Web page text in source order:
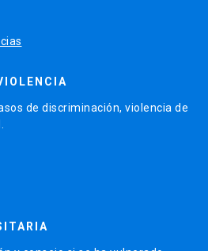
de discriminación, violencia de